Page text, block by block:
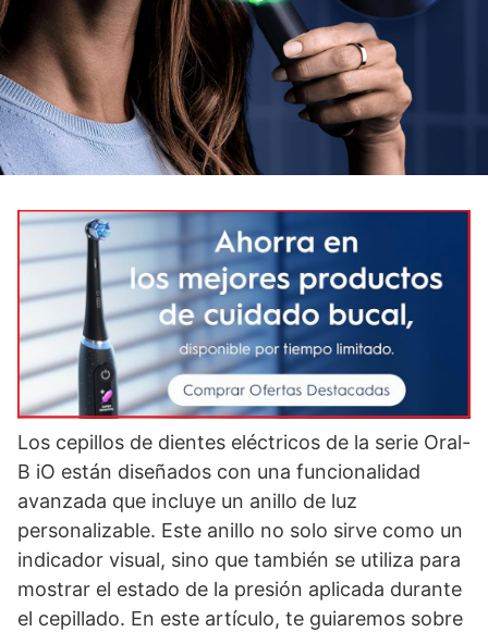
Los cepillos de dientes eléctricos de la serie Oral-
B iO están diseñados con una funcionalidad
avanzada que incluye un anillo de luz
personalizable. Este anillo no solo sirve como un
indicador visual, sino que también se utiliza para
mostrar el estado de la presión aplicada durante
el cepillado. En este artículo, te guiaremos sobre